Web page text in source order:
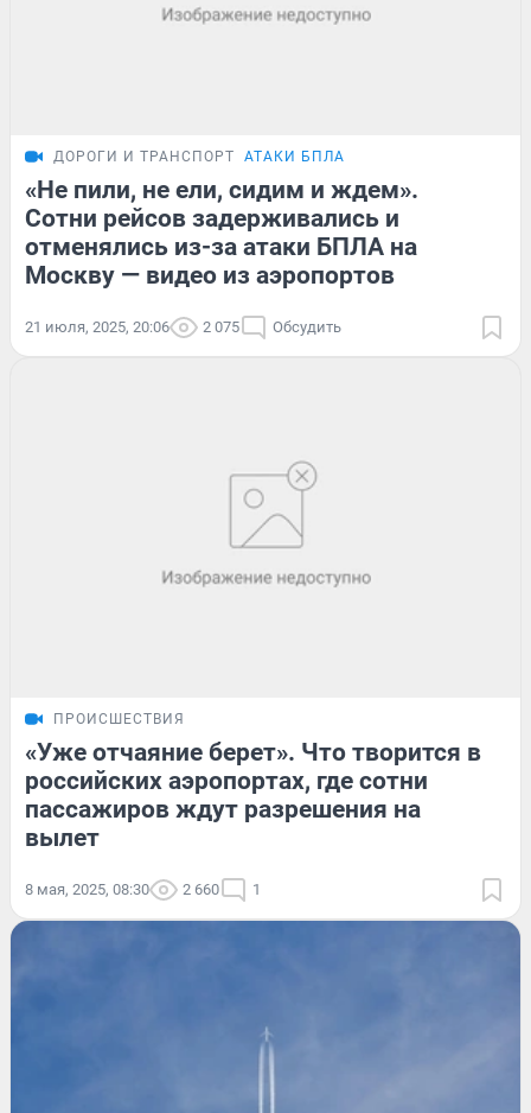
ДОРОГИ И ТРАНСПОРТ АТАКИ БПЛА
«Не пили, не ели, сидим и ждем».
Сотни рейсов задерживались и
отменялись из-за атаки БПЛА на
Москву — видео из аэропортов
21 июля, 2025, 20:06 2 075 Обсудить
ПРОИСШЕСТВИЯ
«Уже отчаяние берет». Что творится в
российских аэропортах, где сотни
пассажиров ждут разрешения на
вылет
8 мая, 2025, 08:30 2 660 1